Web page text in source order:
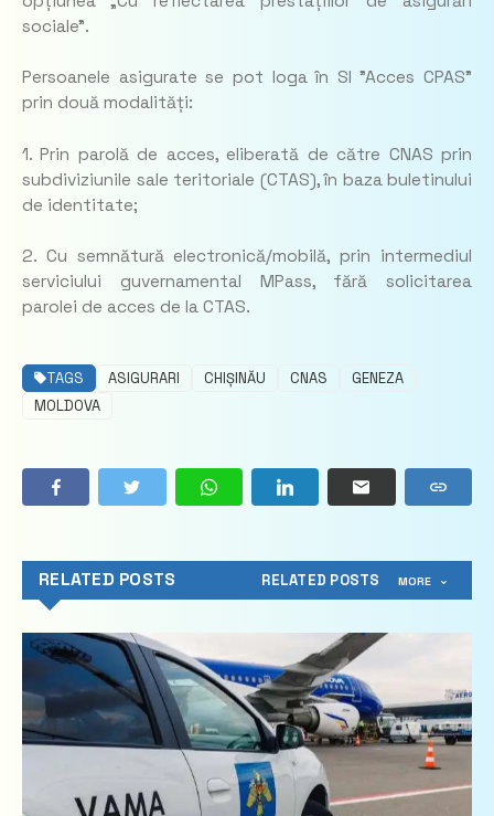
sociale”.
Persoanele asigurate se pot loga în SI ”Acces CPAS”
prin două modalități:
1. Prin parolă de acces, eliberată de către CNAS prin
subdiviziunile sale teritoriale (CTAS), în baza buletinului
de identitate;
2. Cu semnătură electronică/mobilă, prin intermediul
serviciului guvernamental MPass, fără solicitarea
parolei de acces de la CTAS.
TAGS ASIGURARI CHIȘINĂU CNAS
GENEZA
MOLDOVA
RELATED POSTS RELATED POSTS MORE